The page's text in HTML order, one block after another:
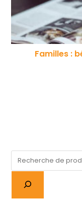
Familles :